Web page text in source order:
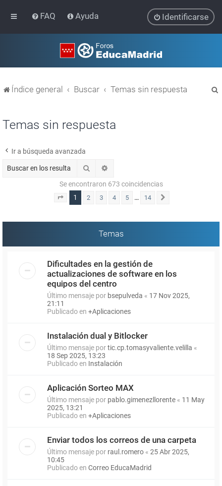
FAQ Ayuda Identificarse
Índice general Buscar Temas sin respuesta
Temas sin respuesta
Ir a búsqueda avanzada
Buscar
Se encontraron 673 coincidencias
Página 1de 14
1 2 3 4 5 … 14
Temas
Dificultades en la gestión de
actualizaciones de software en los
equipos del centro
Último mensaje por bsepulveda « 17 Nov 2025,
21:11
Publicado en +Aplicaciones
Instalación dual y Bitlocker
Último mensaje portic.cp.tomasyvaliente.velilla «
18 Sep 2025, 13:23
Publicado en Instalación
Aplicación Sorteo MAX
Último mensaje por pablo.gimenezllorente « 11 May
2025, 13:21
Publicado en +Aplicaciones
Enviar todos los correos de una carpeta
Último mensaje por raul.romero « 25 Abr 2025,
10:45
Publicado en Correo EducaMadrid